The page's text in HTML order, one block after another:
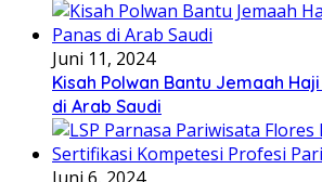
Juni 11, 2024
Kisah Polwan Bantu Jemaah
di Arab Saudi